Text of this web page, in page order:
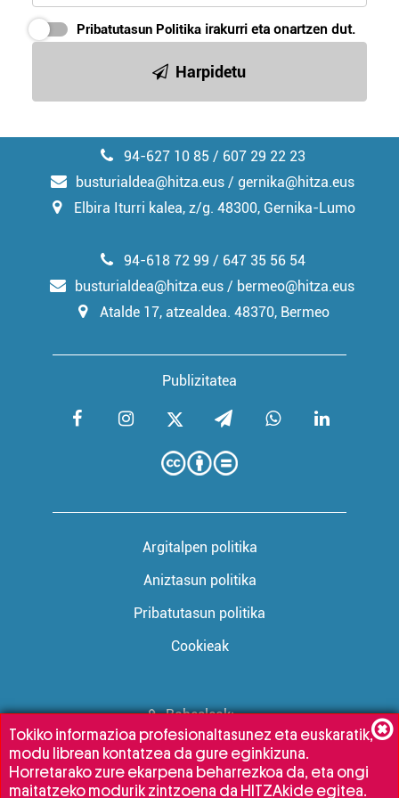
Pribatutasun Politika irakurri eta onartzen dut.
Harpidetu
94-627 10 85 / 607 29 22 23
busturialdea@hitza.eus / gernika@hitza.eus
Elbira Iturri kalea, z/g. 48300, Gernika-Lumo
Publizitatea
94-618 72 99 / 647 35 56 54
busturialdea@hitza.eus / bermeo@hitza.eus
Atalde 17, atzealdea. 48370, Bermeo
Argitalpen politika
Aniztasun politika
Pribatutasun politika
Cookieak
Babesleak:
Tokiko informazioa profesionaltasunez eta euskaratik,
modu librean kontatzea da gure eginkizuna.
Horretarako zure ekarpena beharrezkoa da, eta ongi
maitatzeko modurik zintzoena da HITZAkide egitea.